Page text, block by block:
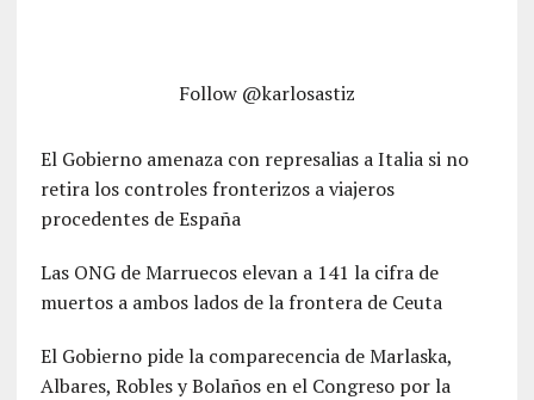
Follow @karlosastiz
El Gobierno amenaza con represalias a Italia si no
retira los controles fronterizos a viajeros
procedentes de España
Las ONG de Marruecos elevan a 141 la cifra de
muertos a ambos lados de la frontera de Ceuta
El Gobierno pide la comparecencia de Marlaska,
Albares, Robles y Bolaños en el Congreso por la